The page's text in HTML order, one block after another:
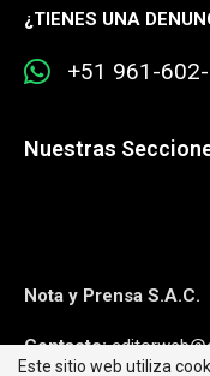
¿TIENES UNA
+51 961-
Nuestras
Nota y Prensa S.A.C.
Contacto:
Este sitio web utiliza